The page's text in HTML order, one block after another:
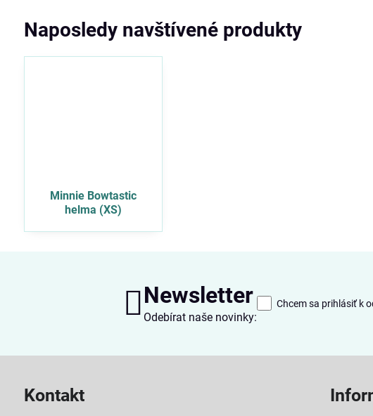
Naposledy navštívené produkty
Minnie Bowtastic
helma (XS)
Newsletter
Odebírat naše novinky:
Chcem sa prihlásiť k
Kontakt